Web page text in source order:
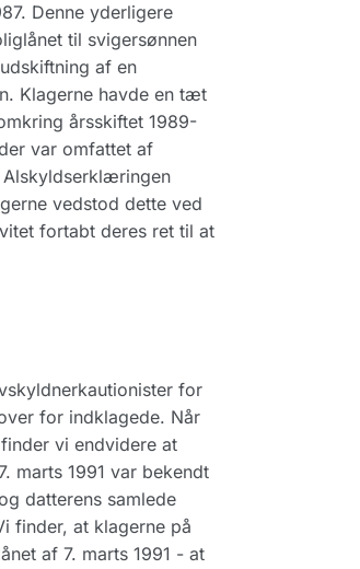
Denne yderligere
til svigersønnen
af en
Klagerne havde en tæt
årsskiftet 1989-
var omfattet af
Alskyldserklæringen
vedstod dette ved
fortabt deres ret til at
for
for indklagede. Når
vi endvidere at
marts 1991 var bekendt
datterens samlede
finder, at klagerne på
af 7. marts 1991 - at